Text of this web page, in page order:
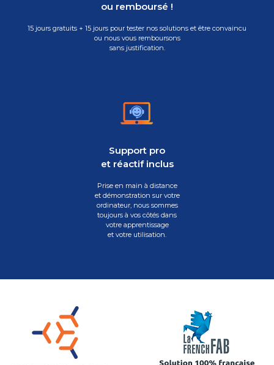
ou remboursé !
15 jours gratuits + 15 jours pour tester nos solutions et être convaincu
ou nous vous remboursons
sans justification.
Support pro
et réactif inclus
Prise en main à distance
et démonstration sur votre
ordinateur, nous sommes
toujours à vos côtés dans
votre apprentissage
et votre utilisation.